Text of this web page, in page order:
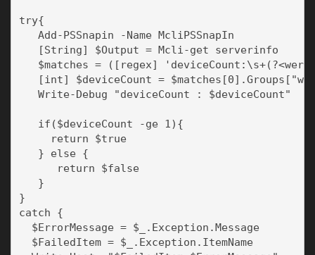
try{
   Add-PSSnapin -Name McliPSSnapIn
   [String] $Output = Mcli-get serverinfo
$matches = ([regex]
[int] $deviceCount =
   Write-Debug "deviceCount : $deviceCount"
   if($deviceCount -ge 1){
     return $true
   } else {
      return $false
   }
}
catch {
  $ErrorMessage = $_.Exception.Message
  $FailedItem = $_.Exception.ItemName